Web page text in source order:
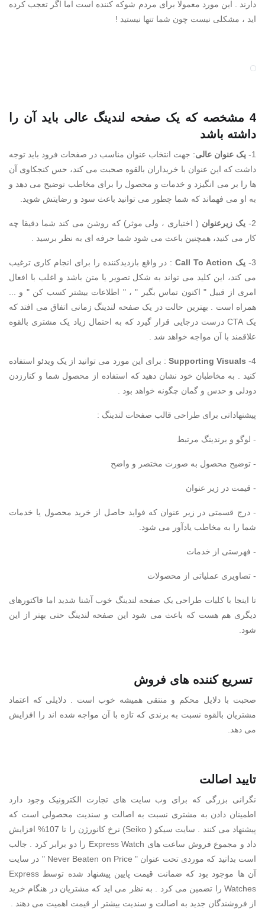
دارند . این مورد معمولا برای مردم شوکه کننده است اما اگر تعجب کرده
اید ، مشکلی نیست چون شما تنها نیستید !
4 مشخصه که یک صفحه لندینگ عالی باید آن را
داشته باشد
1- یک عنوان عالی: جهت انتخاب عنوان مناسب در صفحات فرود باید توجه
داشت که این عنوان با خریداران بالقوه صحبت می کند، حس کنجکاوی آن
ها را بر می انگیزد و خدمات و محصول را برای مخاطب توضیح می دهد و
به او می فهماند که شما چطور می توانید باعث سود و رضایتش شوید.
2- یک زیرعنوان ( اختیاری ، ولی موثر) که روشن می کند شما دقیقا چه
کار می کنید، همچنین باعث می شود شما حرفه ای به نظر برسید .
3- یک Call To Action
: در واقع بازدیدکننده را برای انجام کاری ترغیب
می کند، این کلید می تواند به شکل تصویر یا متن باشد و اغلب با افعال
امری از قبیل " اکنون تماس بگیر " ، " اطلاعات بیشتر کسب کن " و ...
همراه است . بهترین حالت در یک صفحه لندینگ زمانی اتفاق می افتد که
یک CTA درست درجایی قرار گیرد که به احتمال زیاد یک مشتری بالقوه
علاقمند با آن مواجه خواهد شد .
4-
Supporting Visuals : برای این مورد می توانید از یک ویدئو استفاده
کنید . به مخاطبان خود نشان دهید که استفاده از محصول شما و کنارزدن
دودلی و حدس و گمان چگونه خواهد بود .
پیشنهاداتی برای طراحی قالب صفحات لندینگ :
- لوگو و برندینگ مرتبط
- توضیح محصول به صورت مختصر و واضح
- قیمت در زیر عنوان
- درج قسمتی در زیر عنوان که فواید حاصل از خرید محصول یا خدمات
شما را به مخاطب یادآور می شود.
- فهرستی از خدمات
- تصاویری عملیاتی از محصولات
تا اینجا با کلیات طراحی یک صفحه لندینگ خوب آشنا شدید اما فاکتورهای
دیگری هم هست که باعث می شود این صفحه لندینگ حتی بهتر از این
شود.
تسریع کننده های فروش
صحبت با دلایل محکم و منتقی همیشه خوب است . دلایلی که اعتماد
مشتریان بالقوه نسبت به برندی که تازه با آن مواجه شده اند را افزایش
می دهد.
تایید اصالت
نگرانی بزرگی که برای وب سایت های تجارت الکترونیک وجود دارد
اطمینان دادن به مشتری نسبت به اصالت و سندیت محصولی است که
پیشنهاد می کنند . سایت سیکو ( Seiko) نرخ کانورژن را تا 107% افزایش
داد و مجموع فروش ساعت های Express Watch را دو برابر کرد . جالب
است بدانید که موردی تحت عنوان " Never Beaten on Price " در سایت
آن ها موجود بود که ضمانت قیمت پایین پیشنهاد شده توسط Express
Watches را تضمین می کرد . به نظر می اید که مشتریان در هنگام خرید
از فروشندگان جدید به اصالت و سندیت بیشتر از قیمت اهمیت می دهند .